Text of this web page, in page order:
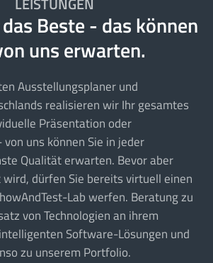
LEISTUNGEN
Beste - das können
uns erwarten.
Ausstellungsplaner und
realisieren wir Ihr gesamtes
Präsentation oder
uns können Sie in jeder
Qualität erwarten. Bevor aber
dürfen Sie bereits virtuell einen
Lab werfen. Beratung zu
von Technologien an ihrem
Software-Lösungen und
zu unserem Portfolio.